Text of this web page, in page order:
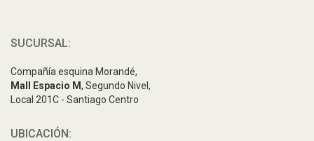
SUCURSAL:
Compañía esquina Morandé,
Mall Espacio M, Segundo Nivel,
Local 201C - Santiago Centro
UBICACIÓN: